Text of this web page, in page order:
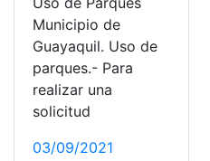
Municipio de
Guayaquil. Uso de
parques.- Para
realizar una
solicitud
03/09/2021